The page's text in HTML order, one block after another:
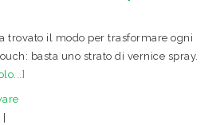
trovato il modo per trasformare ogni
basta uno strato di vernice spray.